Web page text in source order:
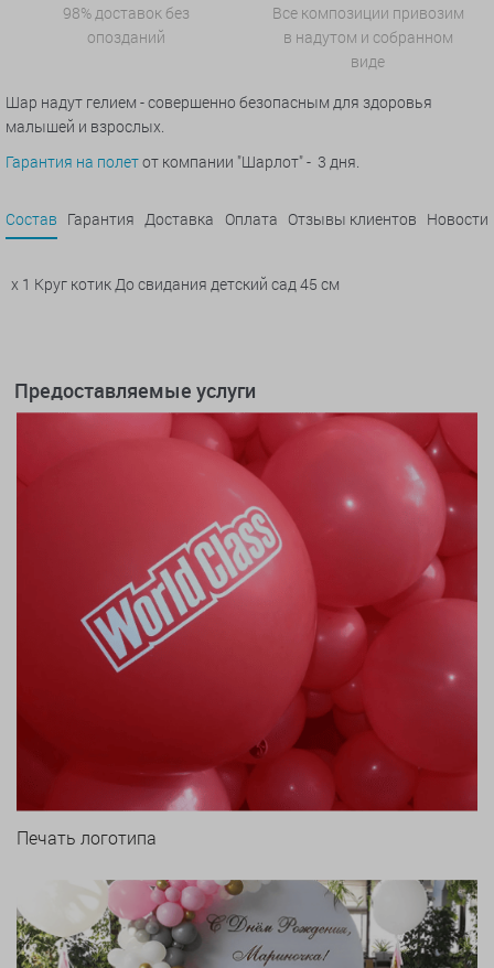
98% доставок без
опозданий
Все композиции привозим
в надутом и собранном
виде
Шар надут гелием - совершенно безопасным для здоровья
малышей и взрослых.
Гарантия на полетот компании "Шарлот" - 3 дня.
Состав Гарантия Доставка Оплата Отзывы клиентов Новости
x 1 Круг котик До свидания детский сад 45 см
Предоставляемые услуги
Печать логотипа